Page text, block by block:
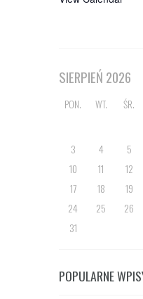
SIERPIEŃ 2026
PON. WT. ŚR.
3
4 5
10
11 12
17
18 19
24
25 26
31
POPULARNE